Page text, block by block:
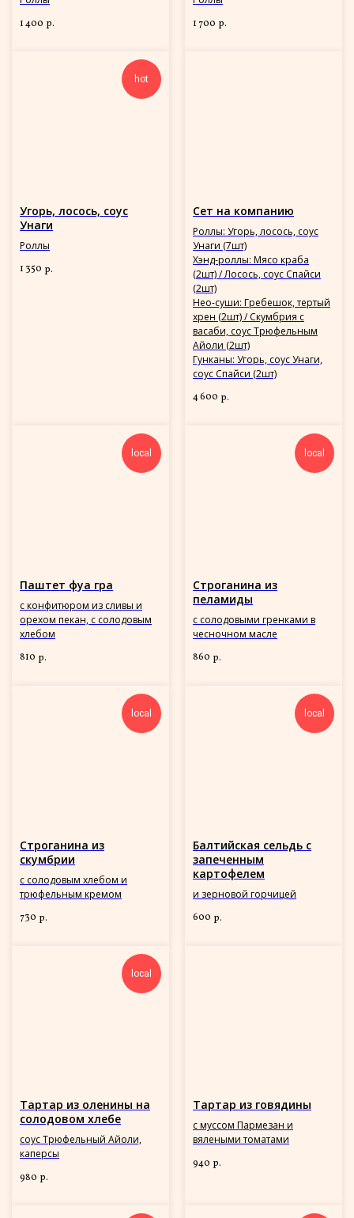
1 400 р. 1 700 р.
hot
Угорь, лосось, соус
Унаги
Роллы
1 350 р.
Сет на компанию
Роллы: Угорь, лосось, соус
Унаги (7шт)
Хэнд-роллы: Мясо краба
(2шт) / Лосось, соус Спайси
(2шт)
Нео-суши: Гребешок, тертый
хрен (2шт) / Скумбрия с
васаби, соус Трюфельным
Айоли (2шт)
Гунканы: Угорь, соус Унаги,
соус Спайси (2шт)
4 600 р.
local
Паштет фуа гра
с конфитюром из сливы и
орехом пекан, с солодовым
хлебом
810 р.
local
Строганина из
пеламиды
с солодовыми гренками в
чесночном масле
860 р.
local
Строганина из
скумбрии
с солодовым хлебом и
трюфельным кремом
730 р.
local
Балтийская сельдь с
запеченным
картофелем
и зерновой горчицей
600 р.
local
Тартар из оленины на
солодовом хлебе
соус Трюфельный Айоли,
каперсы
980 р.
Тартар из говядины
с муссом Пармезан и
вялеными томатами
940 р.